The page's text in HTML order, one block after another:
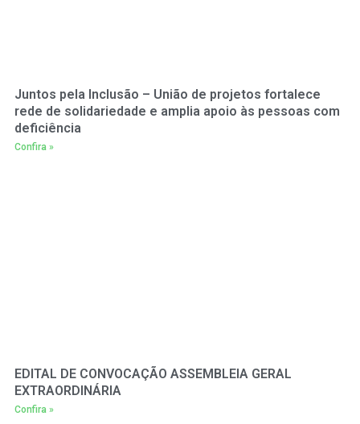
Juntos pela Inclusão – União de projetos fortalece
rede de solidariedade e amplia apoio às pessoas com
deficiência
Confira »
EDITAL DE CONVOCAÇÃO ASSEMBLEIA GERAL
EXTRAORDINÁRIA
Confira »